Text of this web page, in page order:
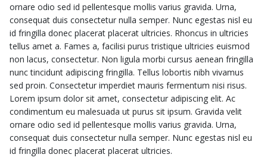
ornare odio sed id pellentesque mollis varius gravida. Urna,
consequat duis consectetur nulla semper. Nunc egestas nisl eu
id fringilla donec placerat placerat ultricies. Rhoncus in ultricies
tellus amet a. Fames a, facilisi purus tristique ultricies euismod
non lacus, consectetur. Non ligula morbi cursus aenean fringilla
nunc tincidunt adipiscing fringilla. Tellus lobortis nibh vivamus
sed proin. Consectetur imperdiet mauris fermentum nisi risus.
Lorem ipsum dolor sit amet, consectetur adipiscing elit. Ac
condimentum eu malesuada ut purus sit ipsum. Gravida velit
ornare odio sed id pellentesque mollis varius gravida. Urna,
consequat duis consectetur nulla semper. Nunc egestas nisl eu
id fringilla donec placerat placerat ultricies.